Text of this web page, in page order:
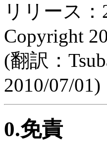
リリース：
Copyright
(翻訳：
2010/07/01)
0.免責